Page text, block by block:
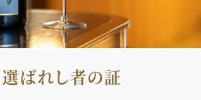
選ばれし者の証